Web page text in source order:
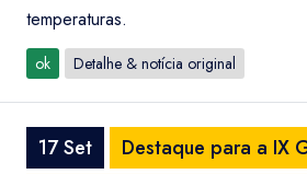
temperaturas.
ok Detalhe & notícia original
17 Set
Destaque para a IX